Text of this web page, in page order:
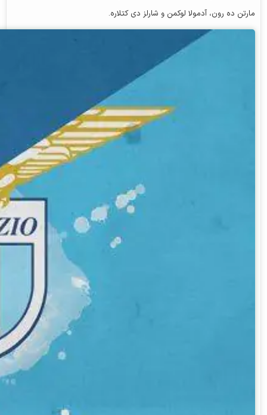
مارتن ده رون، آدمولا لوکمن و شارلز دی کتلاره.